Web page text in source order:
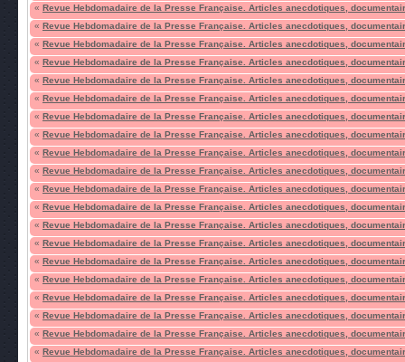
« Revue Hebdomadaire de la Presse Française. Articles anecdotiques,
« Revue Hebdomadaire de la Presse Française. Articles anecdotiques,
« Revue Hebdomadaire de la Presse Française. Articles anecdotiques,
« Revue Hebdomadaire de la Presse Française. Articles anecdotiques,
« Revue Hebdomadaire de la Presse Française. Articles anecdotiques,
« Revue Hebdomadaire de la Presse Française. Articles anecdotiques,
« Revue Hebdomadaire de la Presse Française. Articles anecdotiques,
« Revue Hebdomadaire de la Presse Française. Articles anecdotiques,
« Revue Hebdomadaire de la Presse Française. Articles anecdotiques,
« Revue Hebdomadaire de la Presse Française. Articles anecdotiques,
« Revue Hebdomadaire de la Presse Française. Articles anecdotiques,
« Revue Hebdomadaire de la Presse Française. Articles anecdotiques,
« Revue Hebdomadaire de la Presse Française. Articles anecdotiques,
« Revue Hebdomadaire de la Presse Française. Articles anecdotiques,
« Revue Hebdomadaire de la Presse Française. Articles anecdotiques,
« Revue Hebdomadaire de la Presse Française. Articles anecdotiques,
« Revue Hebdomadaire de la Presse Française. Articles anecdotiques,
« Revue Hebdomadaire de la Presse Française. Articles anecdotiques,
« Revue Hebdomadaire de la Presse Française. Articles anecdotiques,
« Revue Hebdomadaire de la Presse Française. Articles anecdotiques,